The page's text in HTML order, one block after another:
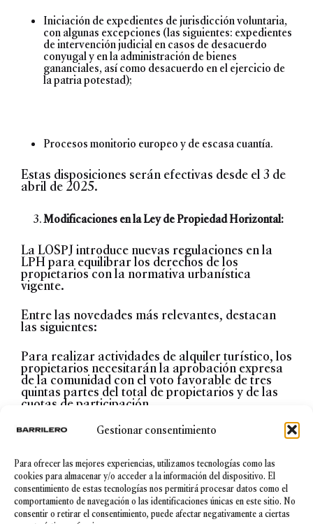
Gestionar consentimiento
Para ofrecer las mejores experiencias, utilizamos tecnologías como las
cookies para almacenar y/o acceder a la información del dispositivo. El
consentimiento de estas tecnologías nos permitirá procesar datos como el
comportamiento de navegación o las identificaciones únicas en este sitio. No
consentir o retirar el consentimiento, puede afectar negativamente a ciertas
Iniciación de expedientes de jurisdicción voluntaria,
con algunas excepciones (las siguientes: expedientes
de intervención judicial en casos de desacuerdo
conyugal y en la administración de bienes
gananciales, así como desacuerdo en el ejercicio de
la patria potestad);
Procesos monitorio europeo y de escasa cuantía.
Estas disposiciones serán efectivas desde el 3 de
abril de 2025.
Modificaciones en la Ley de Propiedad Horizontal:
La LOSPJ introduce nuevas regulaciones en la
LPH para equilibrar los derechos de los
propietarios con la normativa urbanística
vigente.
Entre las novedades más relevantes, destacan
las siguientes:
Para realizar actividades de alquiler turístico, los
propietarios necesitarán la aprobación expresa
de la comunidad con el voto favorable de tres
quintas partes del total de propietarios y de las
cuotas de participación.
Asimismo, aquellos propietarios que ya ejerzan
continuar, pero con las condiciones y plazos
establecidos por la ley.
Este cambio también será aplicable a partir del 3
de abril de 2025.